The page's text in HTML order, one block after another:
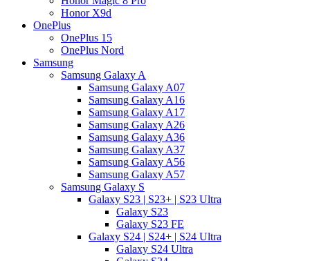
Honor X9d
OnePlus
OnePlus 15
OnePlus Nord
Samsung
Samsung Galaxy A
Samsung Galaxy A07
Samsung Galaxy A16
Samsung Galaxy A17
Samsung Galaxy A26
Samsung Galaxy A36
Samsung Galaxy A37
Samsung Galaxy A56
Samsung Galaxy A57
Samsung Galaxy S
Galaxy S23 | S23+ | S23 Ultra
Galaxy S23
Galaxy S23 FE
Galaxy S24 | S24+ | S24 Ultra
Galaxy S24 Ultra